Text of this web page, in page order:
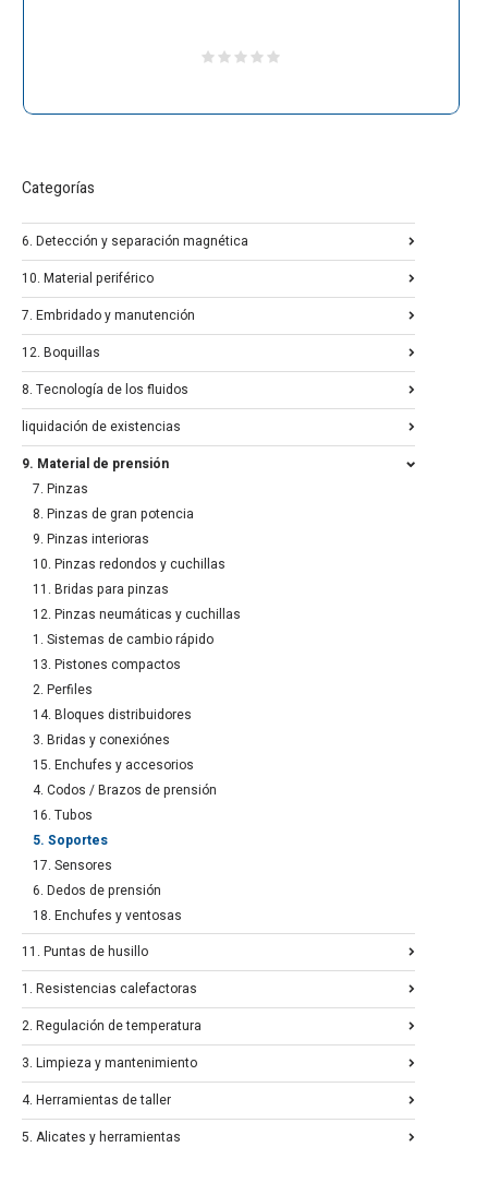
Categorías
6. Detección y separación magnética
10. Material periférico
7. Embridado y manutención
12. Boquillas
8. Tecnología de los fluidos
liquidación de existencias
9. Material de prensión
7. Pinzas
8. Pinzas de gran potencia
9. Pinzas interioras
10. Pinzas redondos y cuchillas
11. Bridas para pinzas
12. Pinzas neumáticas y cuchillas
1. Sistemas de cambio rápido
13. Pistones compactos
2. Perfiles
14. Bloques distribuidores
3. Bridas y conexiónes
15. Enchufes y accesorios
4. Codos / Brazos de prensión
16. Tubos
5. Soportes
17. Sensores
6. Dedos de prensión
18. Enchufes y ventosas
11. Puntas de husillo
1. Resistencias calefactoras
2. Regulación de temperatura
3. Limpieza y mantenimiento
4. Herramientas de taller
5. Alicates y herramientas